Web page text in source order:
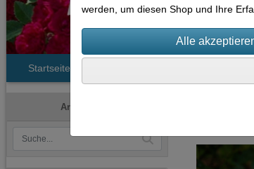
Startseite
Artikelsuche
werden, um diesen Shop und Ihre